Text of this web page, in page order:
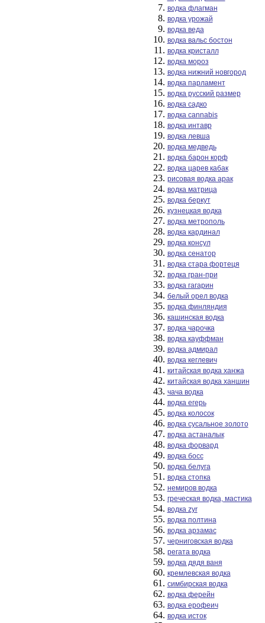
водка флагман
водка урожай
водка веда
водка вальс бостон
водка кристалл
водка мороз
водка нижний новгород
водка парламент
водка русский размер
водка садко
водка cannabis
водка интавр
водка левша
водка медведь
водка барон корф
водка царев кабак
рисовая водка арак
водка матрица
водка беркут
кузнецкая водка
водка метрополь
водка кардинал
водка консул
водка сенатор
водка стара фортеця
водка гран-при
водка гагарин
белый орел водка
водка финляндия
кашинская водка
водка чарочка
водка кауффман
водка адмирал
водка кеглевич
китайская водка ханжа
китайская водка ханшин
чача водка
водка егерь
водка колосок
водка сусальное золото
водка астаналык
водка форвард
водка босс
водка белуга
водка стопка
немиров водка
греческая водка, мастика
водка zyr
водка полтина
водка арзамас
черниговская водка
регата водка
водка дядя ваня
кремлевская водка
симбирская водка
водка ферейн
водка ерофеич
водка исток